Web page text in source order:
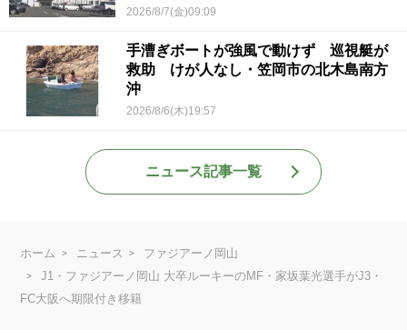
2026/8/7(金)09:09
手漕ぎボートが強風で動けず 巡視艇が
救助 けが人なし・笠岡市の北木島南方
沖
2026/8/6(木)19:57
ニュース記事一覧
ホーム ニュース
ファジアーノ岡山
J1・ファジアーノ岡山 大卒ルーキーのMF・家坂葉光選手がJ3・
FC大阪へ期限付き移籍